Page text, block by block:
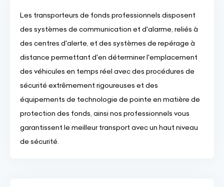
Les transporteurs de fonds professionnels disposent
des systèmes de communication et d'alarme, reliés à
des centres d'alerte, et des systèmes de repérage à
distance permettant d'en déterminer l'emplacement
des véhicules en temps réel avec des procédures de
sécurité extrêmement rigoureuses et des
équipements de technologie de pointe en matière de
protection des fonds, ainsi nos professionnels vous
garantissent le meilleur transport avec un haut niveau
de sécurité.